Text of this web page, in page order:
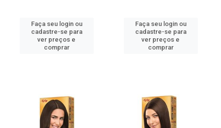
Faça seu login ou
cadastre-se para
ver preços e
comprar
Faça seu login ou
cadastre-se para
ver preços e
comprar